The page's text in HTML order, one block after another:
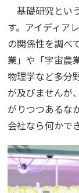
基礎研究とい
す。アイディア
の関係性を調べ
業」や「宇宙農
物理学など多分
が及びませんが
がりつつあるな
会社なら何かで